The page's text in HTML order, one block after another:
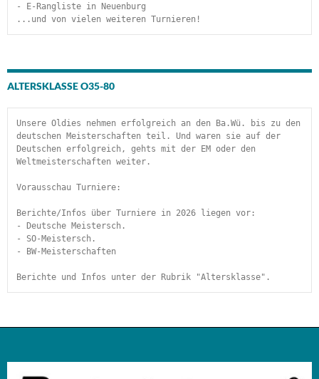
- E-Rangliste in Neuenburg
...und von vielen weiteren Turnieren!
ALTERSKLASSE O35-80
Unsere Oldies nehmen erfolgreich an den Ba.Wü. bis zu den
deutschen Meisterschaften teil. Und waren sie auf der
Deutschen erfolgreich, gehts mit der EM oder den
Weltmeisterschaften weiter.
Vorausschau Turniere:
Berichte/Infos über Turniere in 2026 liegen vor:
- Deutsche Meistersch.
- SO-Meistersch.
- BW-Meisterschaften
Berichte und Infos unter der Rubrik "Altersklasse".